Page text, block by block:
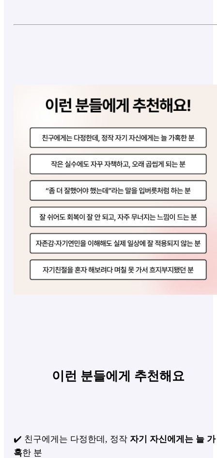
이런 분들에게 추천해요
✔️ 친구에게는 다정한데, 정작 자기 자신에게는 늘 가
혹한 분